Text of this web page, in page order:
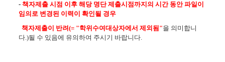
-책자제출 시점 이후 해당 명단 제출시점까지의 시간 동안 파일이
임의로 변경된 이력이 확인될 경우
책자제출이 반려(= "학위수여대상자에서 제외됨"을 의미합니
다.)될 수 있음에 유의하여 주시기 바랍니다.